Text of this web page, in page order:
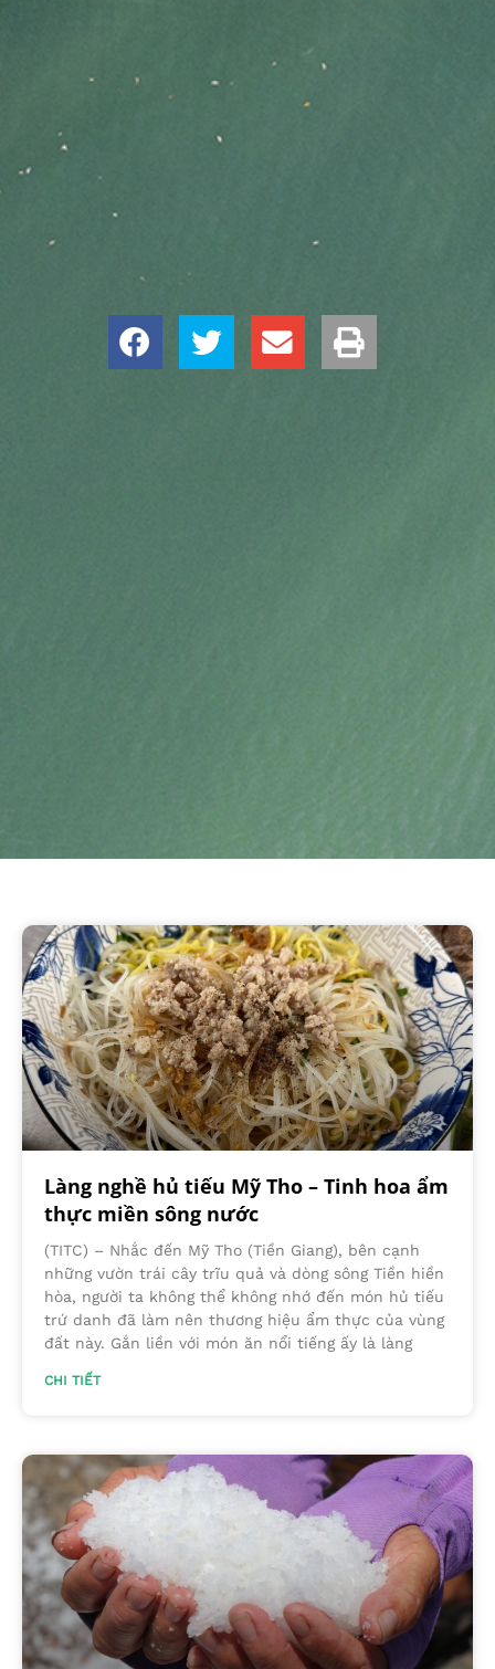
Làng nghề hủ tiếu Mỹ Tho – Tinh hoa ẩm
thực miền sông nước
(TITC) – Nhắc đến Mỹ Tho (Tiền Giang), bên cạnh
những vườn trái cây trĩu quả và dòng sông Tiền hiền
hòa, người ta không thể không nhớ đến món hủ tiếu
trứ danh đã làm nên thương hiệu ẩm thực của vùng
đất này. Gắn liền với món ăn nổi tiếng ấy là làng
CHI TIẾT